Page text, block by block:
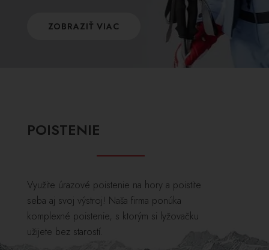
ZOBRAZIŤ VIAC
POISTENIE
Využite úrazové poistenie na hory a poistite
seba aj svoj výstroj! Naša firma ponúka
komplexné poistenie, s ktorým si lyžovačku
užijete bez starostí.